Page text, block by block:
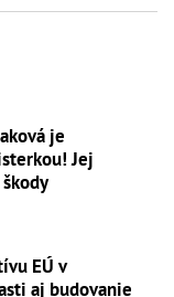
je
Jej
EÚ v
aj budovanie